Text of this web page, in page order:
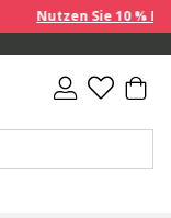
Nutzen Sie 10 %